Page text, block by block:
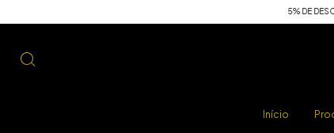
5% DE
Início